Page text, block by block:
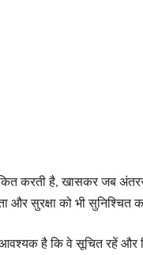
करती है, खासकर जब
और सुरक्षा को भी सुनिश्चित
है कि वे सूचित रहें और